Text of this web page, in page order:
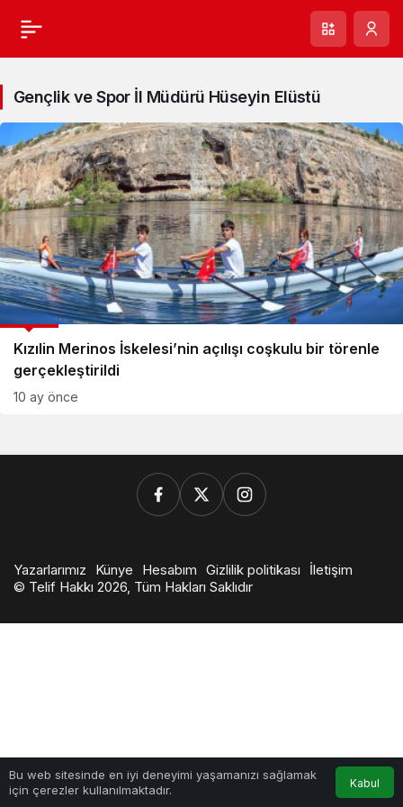
Gençlik ve Spor İl Müdürü Hüseyin Elüstü
Kızılin Merinos İskelesi’nin açılışı coşkulu bir törenle
gerçekleştirildi
GÜNCEL
10 ay önce
Bu web sitesinde en iyi deneyimi yaşamanızı sağlamak
için çerezler kullanılmaktadır.
Kabul
Anasayfa Akış Bildirimler
0
Yazarlarımız Künye Hesabım Gizlilik politikası
İletişim
© Telif Hakkı 2026, Tüm Hakları Saklıdır